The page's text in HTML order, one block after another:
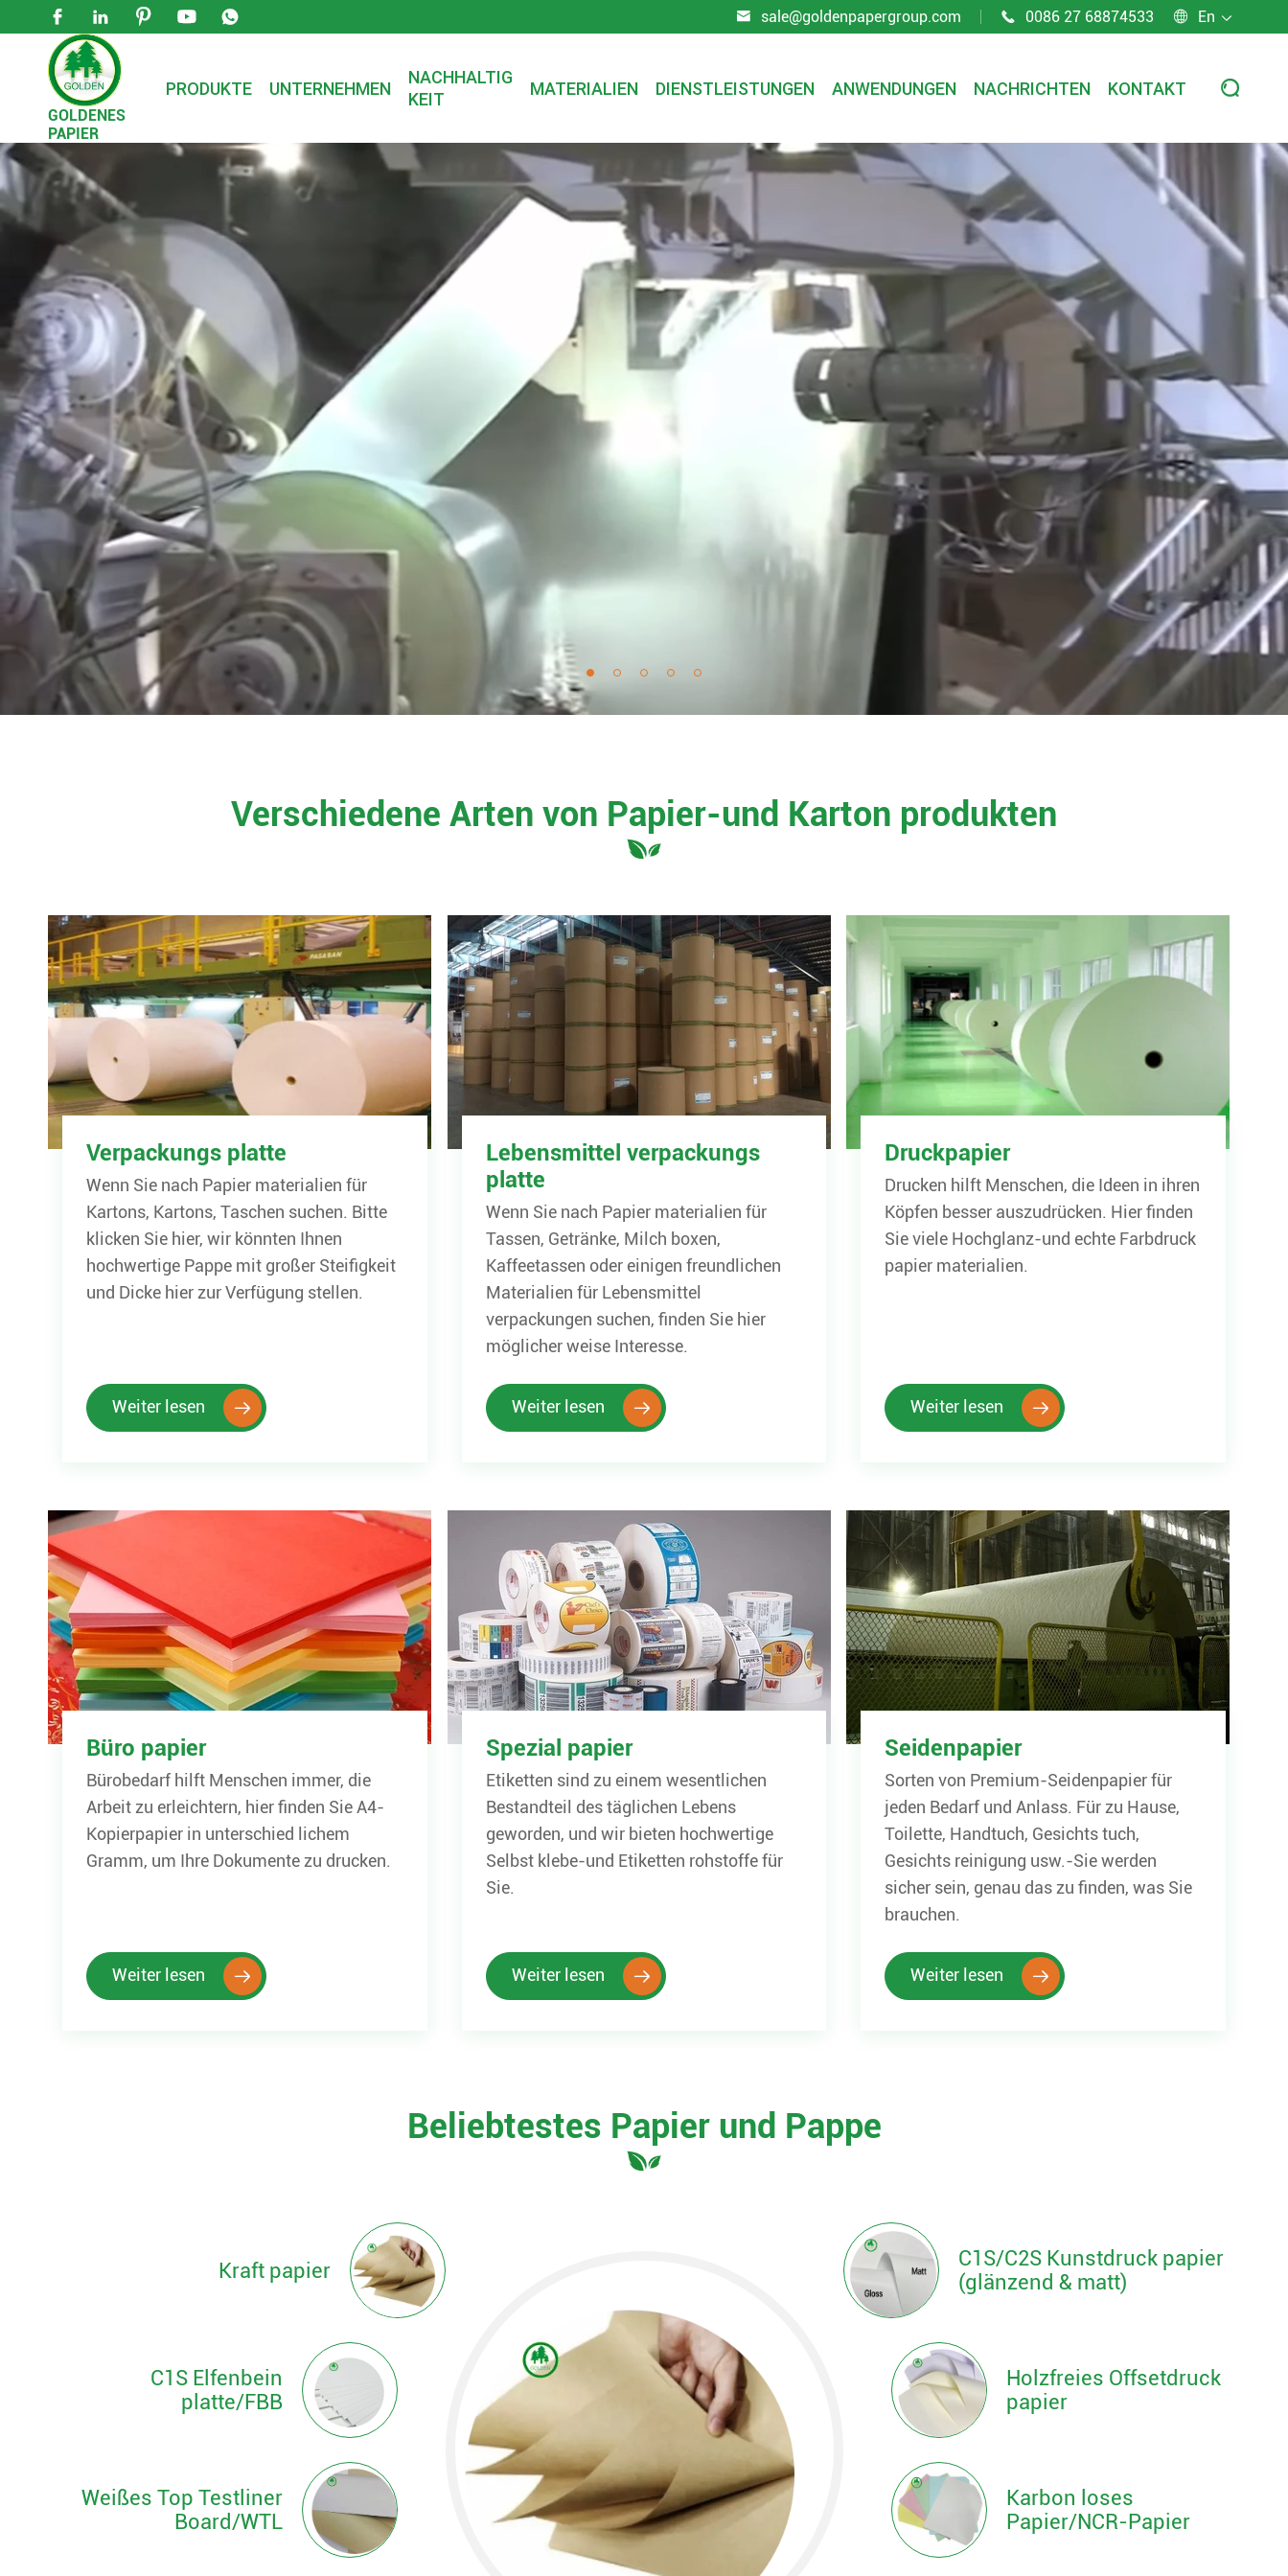
      sale@goldenpapergroup.com  0086 27 68874533  En 
GOLDENES
PAPIER
PRODUKTE UNTERNEHMEN
NACHHALTIG
KEIT
MATERIALIEN DIENSTLEISTUNGEN ANWENDUNGEN NACHRICHTEN KONTAKT 
Verschiedene Arten von Papier-und Karton produkten
Verpackungs platte
Wenn Sie nach Papier materialien für
Kartons, Kartons, Taschen suchen. Bitte
klicken Sie hier, wir könnten Ihnen
hochwertige Pappe mit großer Steifigkeit
und Dicke hier zur Verfügung stellen.
Weiter lesen 
Lebensmittel verpackungs
platte
Wenn Sie nach Papier materialien für
Tassen, Getränke, Milch boxen,
Kaffeetassen oder einigen freundlichen
Materialien für Lebensmittel
verpackungen suchen, finden Sie hier
möglicher weise Interesse.
Weiter lesen 
Druckpapier
Drucken hilft Menschen, die Ideen in ihren
Köpfen besser auszudrücken. Hier finden
Sie viele Hochglanz-und echte Farbdruck
papier materialien.
Weiter lesen 
Büro papier
Bürobedarf hilft Menschen immer, die
Arbeit zu erleichtern, hier finden Sie A4-
Kopierpapier in unterschied lichem
Gramm, um Ihre Dokumente zu drucken.
Weiter lesen 
Spezial papier
Etiketten sind zu einem wesentlichen
Bestandteil des täglichen Lebens
geworden, und wir bieten hochwertige
Selbst klebe-und Etiketten rohstoffe für
Sie.
Weiter lesen 
Seidenpapier
Sorten von Premium-Seidenpapier für
jeden Bedarf und Anlass. Für zu Hause,
Toilette, Handtuch, Gesichts tuch,
Gesichts reinigung usw.-Sie werden
sicher sein, genau das zu finden, was Sie
brauchen.
Weiter lesen 
Beliebtestes Papier und Pappe
Kraft papier
C1S Elfenbein
platte/FBB
Weißes Top Testliner
Board/WTL
C1S/C2S Kunstdruck papier
(glänzend & matt)
Holzfreies Offsetdruck
papier
Karbon loses
Papier/NCR-Papier